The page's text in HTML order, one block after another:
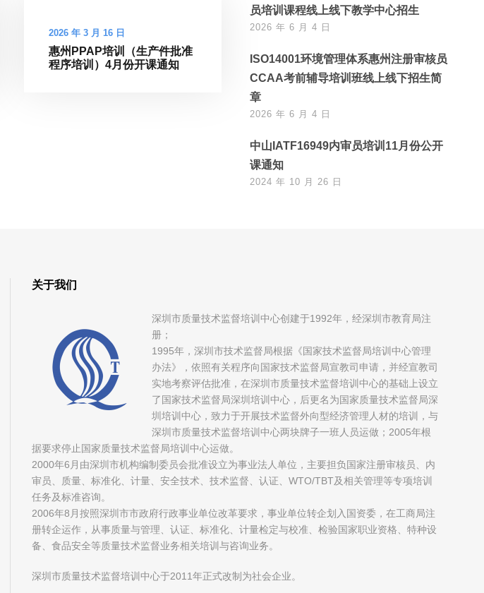
2026 年 3 月 16 日
惠州PPAP培训（生产件批准
程序培训）4月份开课通知
员培训课程线上线下教学中心招生
2026 年 6 月 4 日
ISO14001环境管理体系惠州注册审核员
CCAA考前辅导培训班线上线下招生简
章
2026 年 6 月 4 日
中山IATF16949内审员培训11月份公开
课通知
2024 年 10 月 26 日
关于我们
深圳市质量技术监督培训中心创建于1992年，经深圳市教育局注
册；
1995年，深圳市技术监督局根据《国家技术监督局培训中心管理
办法》，依照有关程序向国家技术监督局宣教司申请，并经宣教司
实地考察评估批准，在深圳市质量技术监督培训中心的基础上设立
了国家技术监督局深圳培训中心，后更名为国家质量技术监督局深
圳培训中心，致力于开展技术监督外向型经济管理人材的培训，与
深圳市质量技术监督培训中心两块牌子一班人员运做；2005年根
据要求停止国家质量技术监督局培训中心运做。
2000年6月由深圳市机构编制委员会批准设立为事业法人单位，主要担负国家注册审核员、内
审员、质量、标准化、计量、安全技术、技术监督、认证、WTO/TBT及相关管理等专项培训
任务及标准咨询。
2006年8月按照深圳市市政府行政事业单位改革要求，事业单位转企划入国资委，在工商局注
册转企运作，从事质量与管理、认证、标准化、计量检定与校准、检验国家职业资格、特种设
备、食品安全等质量技术监督业务相关培训与咨询业务。
深圳市质量技术监督培训中心于2011年正式改制为社会企业。